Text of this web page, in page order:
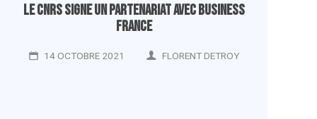
Le CNRS signe un partenariat avec Business
France
14 OCTOBRE 2021 FLORENT DETROY